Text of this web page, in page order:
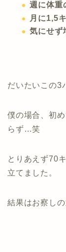
週に体重
月に1,5
気にせず
だいたいこの3
僕の場合、初
らず…笑
とりあえず70
立てました。
結果はお察し